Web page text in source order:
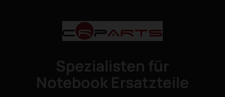
Spezialisten für
Notebook Ersatzteile